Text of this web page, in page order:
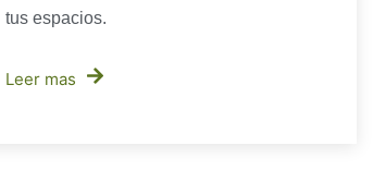
tus espacios.
Leer mas